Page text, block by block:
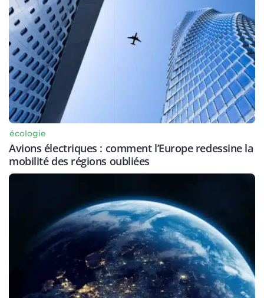
écologie
Avions électriques : comment l’Europe redessine la
mobilité des régions oubliées